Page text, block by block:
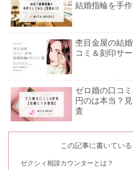
結婚指輪を手
杢目金屋の結
コミ＆刻印サ
ゼロ婚の口コ
円のは本当？
査
サイズ直しの評
この記事に書いている
ゼクシィ相談カウンターとは？